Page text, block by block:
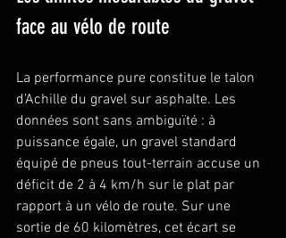
face au vélo de route
La performance pure constitue le talon
d'Achille du gravel sur asphalte. Les
données sont sans ambiguïté : à
puissance égale, un gravel standard
équipé de pneus tout-terrain accuse un
déficit de 2 à 4 km/h sur le plat par
rapport à un vélo de route. Sur une
sortie de 60 kilomètres, cet écart se